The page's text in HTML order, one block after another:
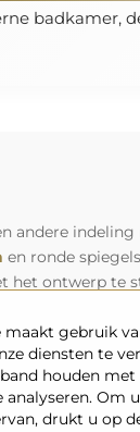
badkamer,
andere
en ronde
ontwerp te
maakt gebruik
diensten te
houden
analyseren. Om
drukt u op